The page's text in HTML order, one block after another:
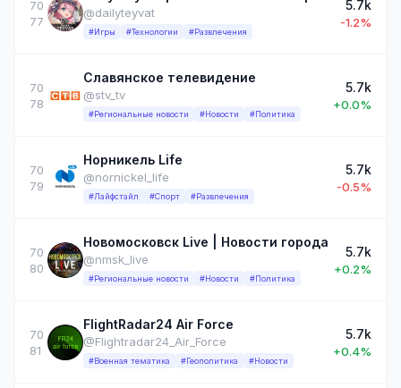
70
77
@dailyteyvat
#Игры #Технологии #Развлечения
5.7k
-1.2%
70
78
Славянское телевидение
@stv_tv
#Региональные новости #Новости #Политика
5.7k
+0.0%
70
79
Норникель Life
@nornickel_life
#Лайфстайл #Спорт #Развлечения
5.7k
-0.5%
70
80
Новомосковск Live | Новости города
@nmsk_live
#Региональные новости #Новости #Политика
5.7k
+0.2%
70
81
FlightRadar24 Air Force
@Flightradar24_Air_Force
#Военная тематика #Геополитика #Новости
5.7k
+0.4%